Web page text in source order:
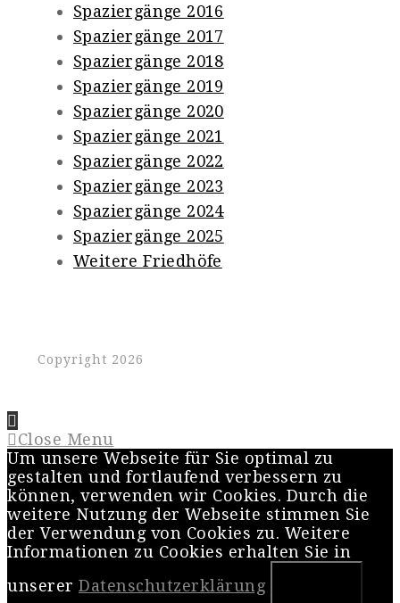
Spaziergänge 2016
Spaziergänge 2017
Spaziergänge 2018
Spaziergänge 2019
Spaziergänge 2020
Spaziergänge 2021
Spaziergänge 2022
Spaziergänge 2023
Spaziergänge 2024
Spaziergänge 2025
Weitere Friedhöfe
Copyright 2026
Close Menu
Um unsere Webseite für Sie optimal zu
gestalten und fortlaufend verbessern zu
können, verwenden wir Cookies. Durch die
weitere Nutzung der Webseite stimmen Sie
der Verwendung von Cookies zu. Weitere
Informationen zu Cookies erhalten Sie in
unserer Datenschutzerklärung